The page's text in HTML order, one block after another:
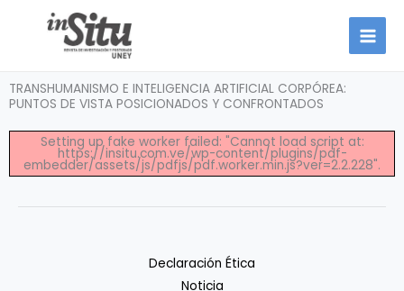
TRANSHUMANISMO E INTELIGENCIA ARTIFICIAL CORPÓREA:
PUNTOS DE VISTA POSICIONADOS Y CONFRONTADOS
Setting up fake worker failed: "Cannot load script at:
https://insitu.com.ve/wp-content/plugins/pdf-
embedder/assets/js/pdfjs/pdf.worker.min.js?ver=2.2.228".
Declaración Ética
Noticia